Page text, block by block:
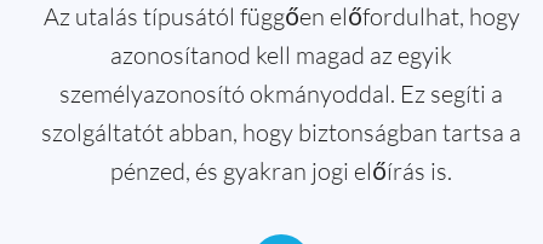
Az utalás típusától függően előfordulhat, hogy
azonosítanod kell magad az egyik
személyazonosító okmányoddal. Ez segíti a
szolgáltatót abban, hogy biztonságban tartsa a
pénzed, és gyakran jogi előírás is.